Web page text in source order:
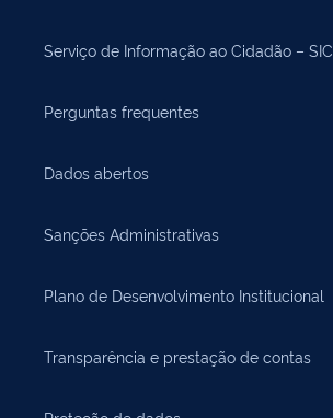
Serviço de Informação ao Cidadão – SIC
Perguntas frequentes
Dados abertos
Sanções Administrativas
Plano de Desenvolvimento Institucional
Transparência e prestação de contas